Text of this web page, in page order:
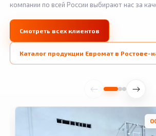
компании по всей России выбирают нас за
Смотреть всех клиентов
Каталог продукции Евромат в Ростове-